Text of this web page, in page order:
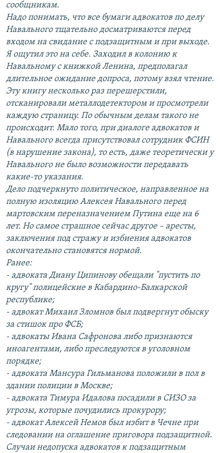
сообщникам.
Надо понимать, что все бумаги адвокатов по делу
Навального тщательно досматриваются перед
входом на свидание с подзащитным и при выходе.
Я ощутил это на себе. Заходил в колонию к
Навальному с книжкой Ленина, предполагал
длительное ожидание допроса, потому взял чтение.
Эту книгу несколько раз перешерстили,
отсканировали металлодетектором и просмотрели
каждую страницу. По обычным делам такого не
происходит. Мало того, при диалоге адвокатов и
Навального всегда присутствовал сотрудник ФСИН
(в нарушение закона), то есть, даже теоретически у
Навального не было возможности передавать
какие-то указания.
Дело подчеркнуто политическое, направленное на
полную изоляцию Алексея Навального перед
мартовским переназначением Путина еще на 6
лет. Но самое страшное сейчас другое – аресты,
заключения под стражу и избиения адвокатов
окончательно становятся нормой.
Ранее:
- адвоката Диану Ципинову обещали "пустить по
кругу" полицейские в Кабардино-Балкарской
республике;
- адвокат Михаил Зломнов был подвергнут обыску
за стишок про ФСБ;
- адвокаты Ивана Сафронова либо признаются
иноагентами, либо преследуются в уголовном
порядке;
- адвоката Мансура Гильманова положили в пол в
здании полиции в Москве;
- адвоката Тимура Идалова посадили в СИЗО за
угрозы, которые почудились прокурору;
- адвокат Алексей Немов был избит в Чечне при
следовании на оглашение приговора подзащитной.
Случаи недопуска адвокатов к подзащитным